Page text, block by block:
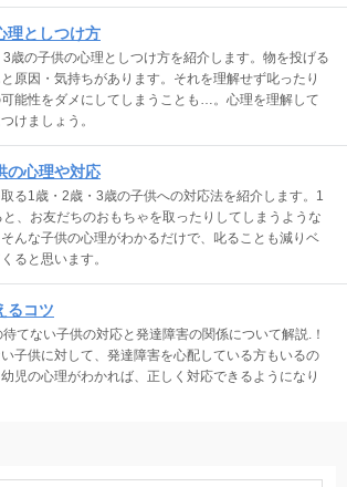
理としつけ方
歳の子供の心理としつけ方を紹介します。物を投げる
原因・気持ちがあります。それを理解せず叱ったり
能性をダメにしてしまうことも…。心理を理解して
けましょう。
の心理や対応
る1歳・2歳・3歳の子供への対応法を紹介します。1
、お友だちのおもちゃを取ったりしてしまうような
んな子供の心理がわかるだけで、叱ることも減りベ
ると思います。
るコツ
てない子供の対応と発達障害の関係について解説.！
子供に対して、発達障害を心配している方もいるの
児の心理がわかれば、正しく対応できるようになり